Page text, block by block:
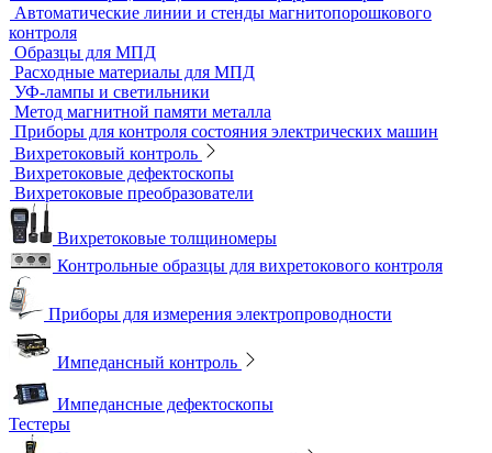
Дефектоскопы электролитические
Контроль проникающими веществами
Образцы для ЦД
Пенетрант, проявитель, очиститель
Ультрафиолетовые лампы
Принадлежности для контроля проникающими веществами
Индукционные нагреватели
Нагреватели для монтажа подшипников
Магнитный контроль
Магнитопорошковые дефектоскопы и электромагниты
Магнитные толщиномеры покрытий
Магнитометры, коэрцитиметры и ферритометры
Автоматические линии и стенды магнитопорошкового
контроля
Образцы для МПД
Расходные материалы для МПД
УФ-лампы и светильники
Метод магнитной памяти металла
Приборы для контроля состояния электрических машин
Вихретоковый контроль
Вихретоковые дефектоскопы
Вихретоковые преобразователи